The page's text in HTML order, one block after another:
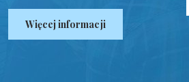
Więcej informacji